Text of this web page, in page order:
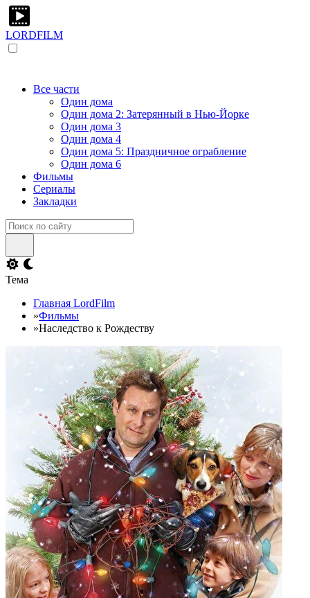
LORDFILM
Все части
Один дома
Один дома 2: Затерянный в Нью-Йорке
Один дома 3
Один дома 4
Один дома 5: Праздничное ограбление
Один дома 6
Фильмы
Сериалы
Закладки
Тема
Главная LordFilm
»Фильмы
»Наследство к Рождеству